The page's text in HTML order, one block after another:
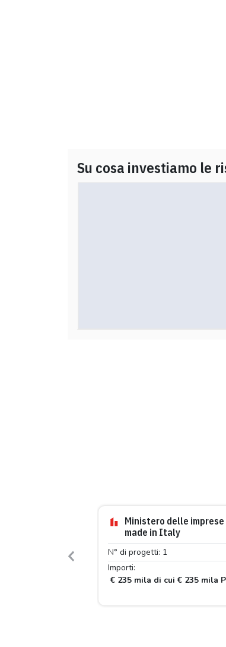
Su cosa investiamo le
Ministero delle imprese
made in Italy
N° di progetti: 1
Importi:
€ 235 mila di cui € 235 mila
Previous